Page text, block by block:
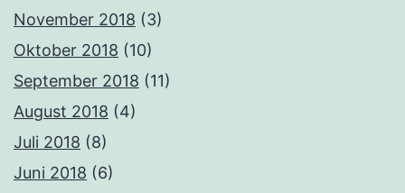
November 2018 (3)
Oktober 2018 (10)
September 2018 (11)
August 2018 (4)
Juli 2018 (8)
Juni 2018 (6)